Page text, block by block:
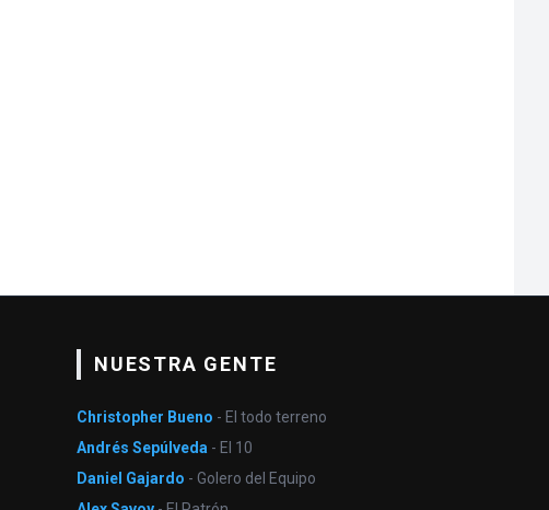
NUESTRA GENTE
Christopher Bueno - El todo terreno
Andrés Sepúlveda - El 10
Daniel Gajardo - Golero del Equipo